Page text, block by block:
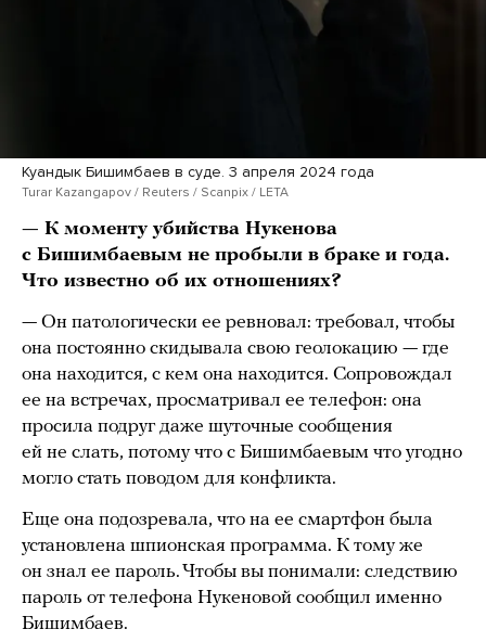
Куандык Бишимбаев в суде. 3 апреля 2024 года
Turar Kazangapov / Reuters / Scanpix / LETA
— К моменту убийства Нукенова
с Бишимбаевым не пробыли в браке и года.
Что известно об их отношениях?
— Он патологически ее ревновал: требовал, чтобы
она постоянно скидывала свою геолокацию — где
она находится, с кем она находится. Сопровождал
ее на встречах, просматривал ее телефон: она
просила подруг даже шуточные сообщения
ей не слать, потому что с Бишимбаевым что угодно
могло стать поводом для конфликта.
Еще она подозревала, что на ее смартфон была
установлена шпионская программа. К тому же
он знал ее пароль. Чтобы вы понимали: следствию
пароль от телефона Нукеновой сообщил именно
Бишимбаев.